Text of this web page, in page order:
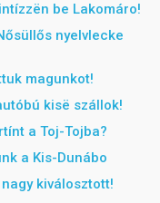
be Lakomáro!
nyelvlecke
magunkot!
kisë szállok!
a Toj-Tojba?
a Kis-Dunábo
kiválosztott!